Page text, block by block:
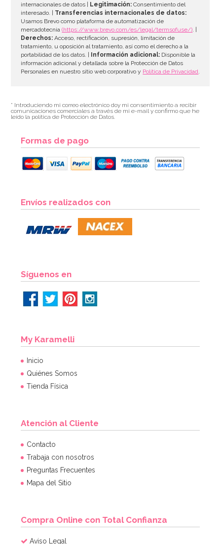
internacionales de datos |
Legitimación: Consentimiento del
interesado. | Transferencias internacionales de datos:
Usamos Brevo como plataforma de automatización de
mercadotecnia(https://www.brevo.com/es/legal/termsofuse/). |
Derechos: Acceso, rectificación, supresión, limitación de
tratamiento, u oposición al tratamiento, así como el derecho a la
portabilidad de los datos. |
Información adicional: Disponible la
información adicional y detallada sobre la Protección de Datos
Personales en nuestro sitio web corporativo y Política de Privacidad.
* Introduciendo mi correo electrónico doy mi consentimiento a recibir
comunicaciones comerciales a través de mi e-mail y confirmo que he
leído la política de Protección de Datos.
Formas de pago
Envíos realizados con
Síguenos en
My Karamelli
Inicio
Quiénes Somos
Tienda Física
Atención al Cliente
Contacto
Trabaja con nosotros
Preguntas Frecuentes
Mapa del Sitio
Compra Online con Total Confianza
Aviso Legal